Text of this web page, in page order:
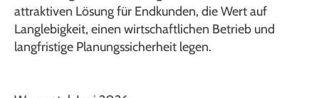
attraktiven Lösung für Endkunden, die Wert auf
Langlebigkeit, einen wirtschaftlichen Betrieb und
langfristige Planungssicherheit legen.